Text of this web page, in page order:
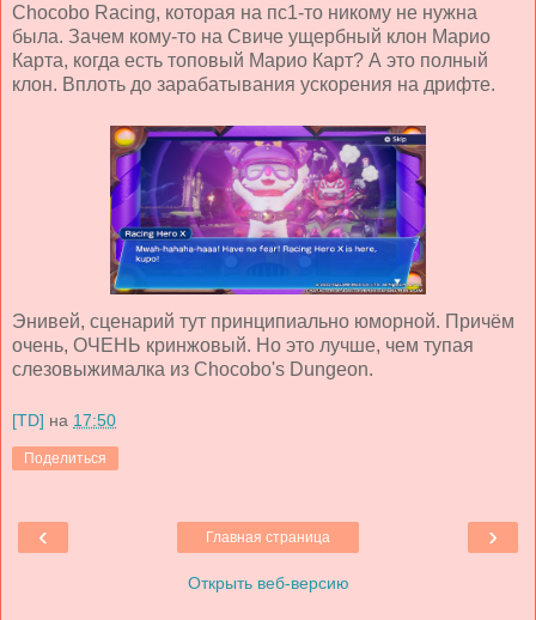
Chocobo Racing, которая на пс1-то никому не нужна
была. Зачем кому-то на Свиче ущербный клон Марио
Карта, когда есть топовый Марио Карт? А это полный
клон. Вплоть до зарабатывания ускорения на дрифте.
Энивей, сценарий тут принципиально юморной. Причём
очень, ОЧЕНЬ кринжовый. Но это лучше, чем тупая
слезовыжималка из Chocobo's Dungeon.
[TD] на 17:50
Поделиться
‹ ›
Главная страница
Открыть веб-версию